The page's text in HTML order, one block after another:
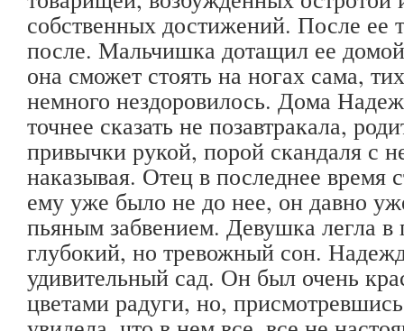
собственных достижений. После ее
после. Мальчишка дотащил ее
она сможет стоять на ногах сама,
немного нездоровилось. Дома
точнее сказать не позавтракала,
привычки рукой, порой скандаля с
наказывая. Отец в последнее время
ему уже было не до нее, он давно
пьяным забвением. Девушка легла в
глубокий, но тревожный сон.
удивительный сад. Он был очень
цветами радуги, но,